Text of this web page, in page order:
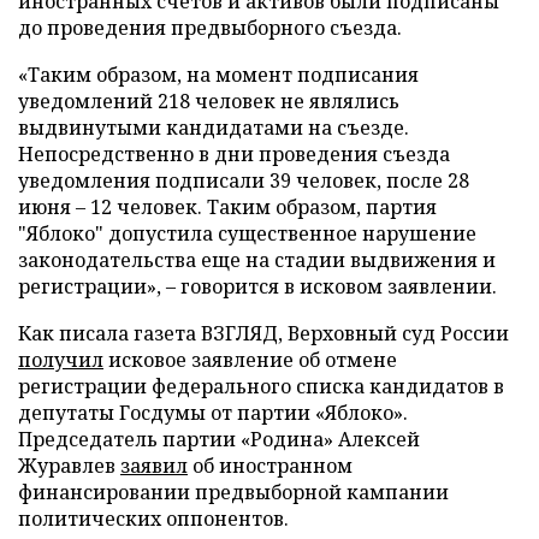
до проведения предвыборного съезда.
«Таким образом, на момент подписания
уведомлений 218 человек не являлись
выдвинутыми кандидатами на съезде.
Непосредственно в дни проведения съезда
уведомления подписали 39 человек, после 28
июня – 12 человек. Таким образом, партия
"Яблоко" допустила существенное нарушение
законодательства еще на стадии выдвижения и
регистрации», – говорится в исковом заявлении.
Как писала газета ВЗГЛЯД, Верховный суд России
получилисковое заявление об отмене
регистрации федерального списка кандидатов в
депутаты Госдумы от партии «Яблоко».
Председатель партии «Родина» Алексей
Журавлев заявил об иностранном
финансировании предвыборной кампании
политических оппонентов.